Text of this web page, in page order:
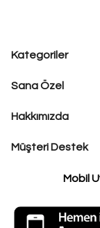
Kategoriler
Sana Özel
Hakkımızda
Müşteri Destek
Mobil